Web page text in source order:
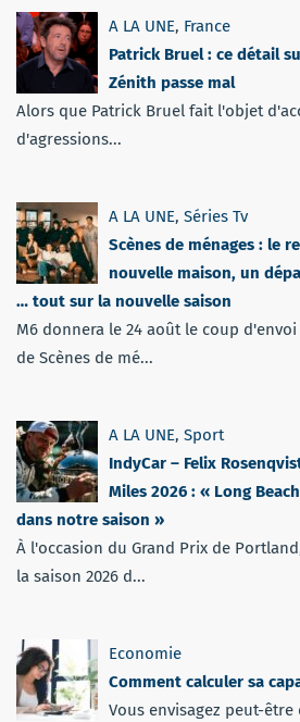
A LA UNE, France
Patrick Bruel : ce détail
Zénith passe mal
Alors que Patrick Bruel fait l'objet
d'agressions...
A LA UNE, Séries Tv
Scènes de ménages : le
nouvelle maison, un
… tout sur la nouvelle saison
M6 donnera le 24 août le coup
de Scènes de mé...
A LA UNE, Sport
IndyCar – Felix
Miles 2026 : « Long
dans notre saison »
À l'occasion du Grand Prix de
la saison 2026 d...
Economie
Comment calculer sa
Vous envisagez peut-être